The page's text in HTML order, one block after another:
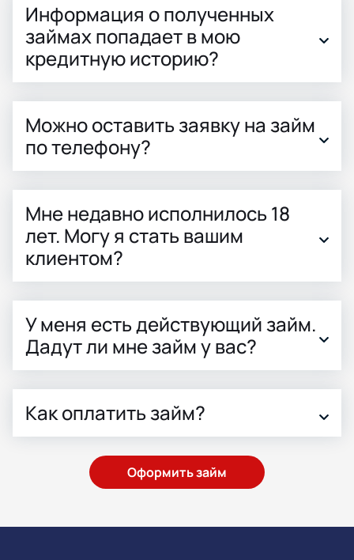
Информация о полученных
займах попадает в мою
кредитную историю?
Можно оставить заявку на займ
по телефону?
Мне недавно исполнилось 18
лет. Могу я стать вашим
клиентом?
У меня есть действующий займ.
Дадут ли мне займ у вас?
Как оплатить займ?
Оформить займ